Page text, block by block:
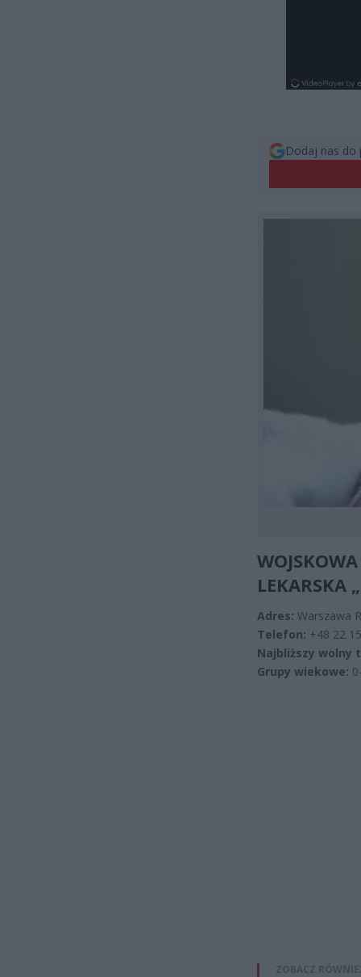
Dodaj nas do
LEKARSKA
Adres: Warszawa
Telefon: +48 22
Najbliższy wolny
Grupy wiekowe:
ZOBACZ